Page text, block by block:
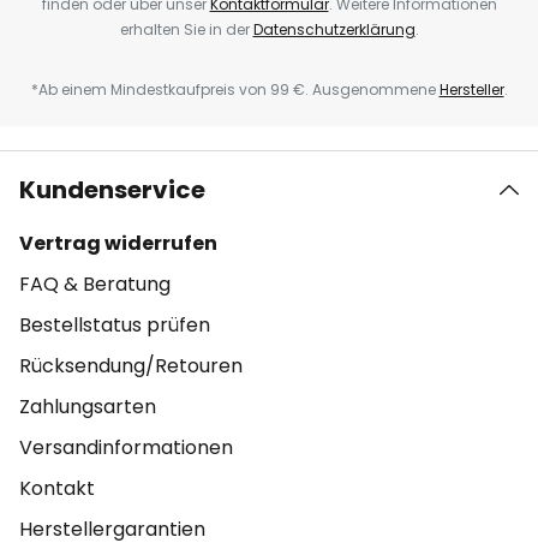
finden oder über unserKontaktformular. Weitere Informationen
erhalten Sie in derDatenschutzerklärung.
*Ab einem Mindestkaufpreis von 99 €. AusgenommeneHersteller.
Kundenservice
Vertrag widerrufen
FAQ & Beratung
Bestellstatus prüfen
Rücksendung/Retouren
Zahlungsarten
Versandinformationen
Kontakt
Herstellergarantien